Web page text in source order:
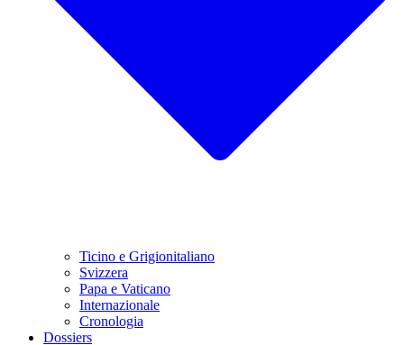
Ticino e Grigionitaliano
Svizzera
Papa e Vaticano
Internazionale
Cronologia
Dossiers